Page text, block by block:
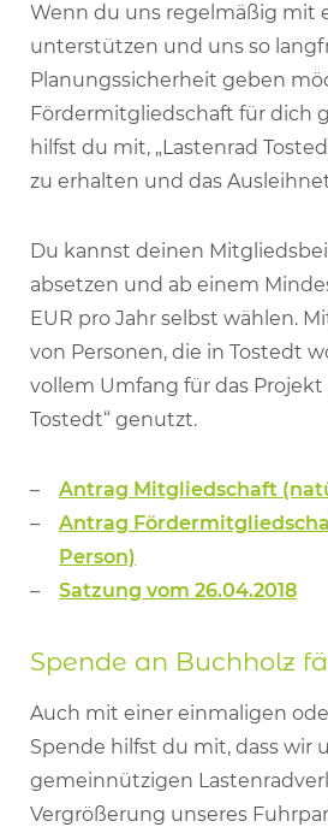
Wenn du uns regelmäßig mit
unterstützen und uns so
Planungssicherheit geben
Fördermitgliedschaft für dich
hilfst du mit, „Lastenrad
zu erhalten und das
Du kannst deinen
absetzen und ab einem
EUR pro Jahr selbst wählen.
von Personen, die in Tostedt
vollem Umfang für das Projekt
Tostedt“ genutzt.
Antrag Mitgliedschaft
Antrag
Person)
Satzung vom 26.04.2018
Spende an Buchholz
Auch mit einer einmaligen
Spende hilfst du mit, dass wir
gemeinnützigen
Vergrößerung unseres